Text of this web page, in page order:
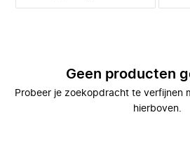
Geen producten
Probeer je zoekopdracht te verfijnen
hierboven.